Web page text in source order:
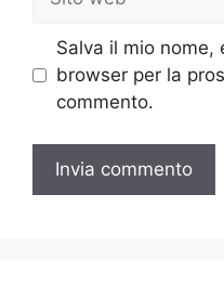
web
Salva il mio
browser per la
commento.